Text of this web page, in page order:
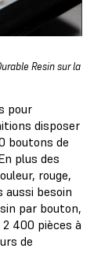
Resin sur la
pour
disposer
boutons de
plus des
rouge,
aussi besoin
par bouton,
400 pièces à
de